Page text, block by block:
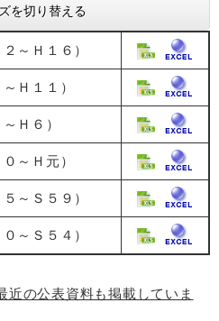
を切り替える
～Ｈ１６）
Ｈ１１）
Ｈ６）
～Ｈ元）
～Ｓ５９）
～Ｓ５４）
近の公表資料も掲載していま